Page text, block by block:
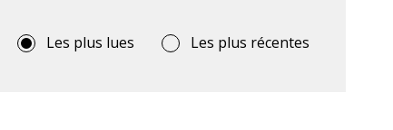
Les plus lues Les plus récentes